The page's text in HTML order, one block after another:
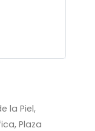
la Piel,
Plaza